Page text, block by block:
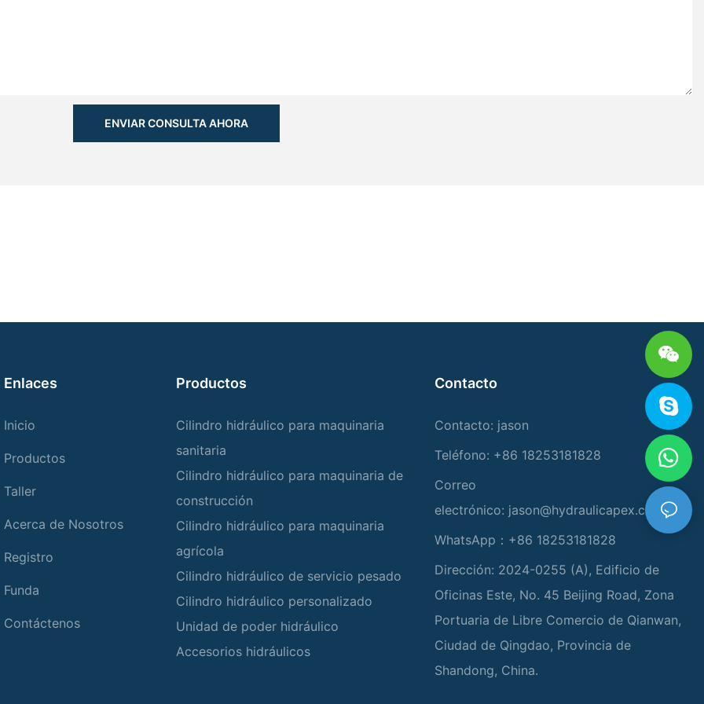
ENVIAR CONSULTA AHORA
Enlaces
Inicio
Productos
Taller
Acerca de Nosotros
Registro
Funda
Contáctenos
Productos
Cilindro hidráulico para maquinaria
sanitaria
Cilindro hidráulico para maquinaria de
construcción
Cilindro hidráulico para maquinaria
agrícola
Cilindro hidráulico de servicio pesado
Cilindro hidráulico personalizado
Unidad de poder hidráulico
Accesorios hidráulicos
Contacto
Contacto: jason
Teléfono: +86 18253181828
Correo
electrónico: jason@hydraulicapex.com
WhatsApp：+86 18253181828
Dirección: 2024-0255 (A), Edificio de
Oficinas Este, No. 45 Beijing Road, Zona
Portuaria de Libre Comercio de Qianwan,
Ciudad de Qingdao, Provincia de
Shandong, China.